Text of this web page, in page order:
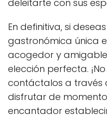
deleitarte con sus
En definitiva, si
gastronómica única
acogedor y
elección perfecta.
contáctalos a través
disfrutar de
encantador